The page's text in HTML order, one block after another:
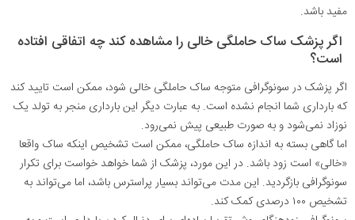
مفید باشد.
اگر پزشک ساک حاملگی خالی را مشاهده کند چه اتفاقی افتاده
است؟
اگر پزشک در سونوگرافی متوجه ساک حاملگی خالی شود، ممکن است تایید کند
که بارداری شما انجام نشده است. به عبارت دیگر این بارداری منجر به تولد یک
نوزاد نمی‌شود و به صورت طبیعی پیش نمی‌رود.
اما گاهی بسته به اندازه ساک حاملگی، ممکن است تشخیص اینکه ساک واقعا
«خالی» است زود باشد. در این مورد، پزشک از شما خواهد خواست برای تکرار
سونوگرافی بازگردید. این مدت می‌تواند بسیار پراسترس باشد، اما می‌تواند به
تشخیص ۱۰۰ درصدی کمک کند.